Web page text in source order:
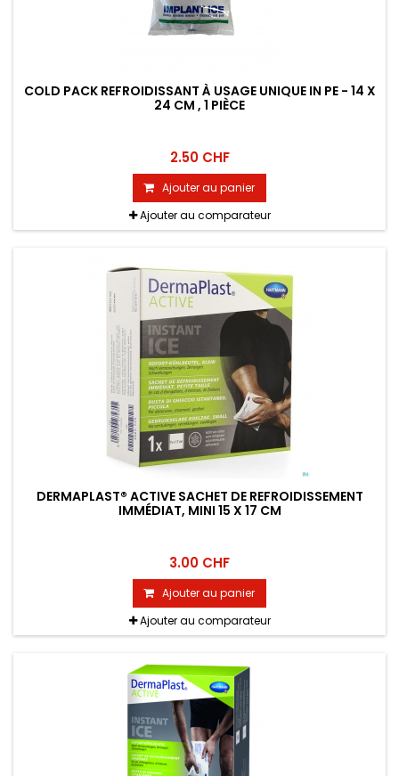
COLD PACK REFROIDISSANT À USAGE UNIQUE IN PE - 14 X
24 CM , 1 PIÈCE
2.50 CHF
Ajouter au panier
Ajouter au comparateur
DERMAPLAST® ACTIVE SACHET DE REFROIDISSEMENT
IMMÉDIAT, MINI 15 X 17 CM
3.00 CHF
Ajouter au panier
Ajouter au comparateur